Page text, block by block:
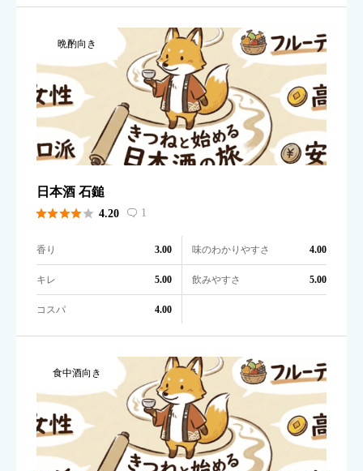
晩酌向き
日本酒 石鎚
 4.20  1
香り 3.00 味のわかりやすさ 4.00
キレ 5.00 飲みやすさ 5.00
コスパ 4.00
食中酒向き